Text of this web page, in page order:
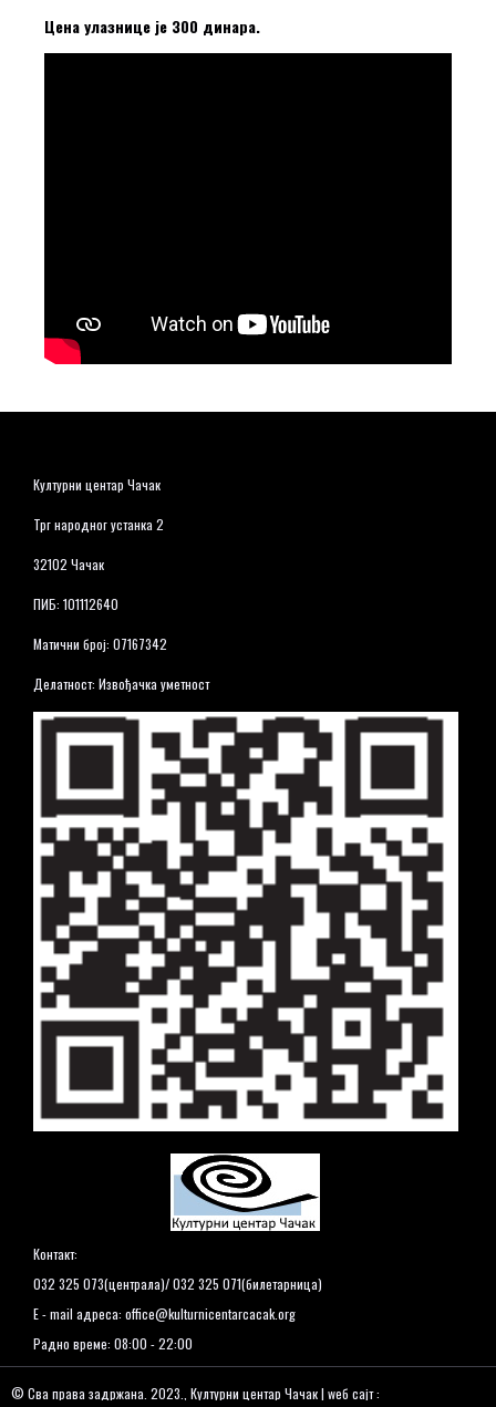
Цена улазнице је 300 динара.
Културни центар Чачак
Трг народног устанка 2
32102 Чачак
ПИБ: 101112640
Матични број: 07167342
Делатност: Извођачка уметност
Контакт:
032 325 073(централа)/ 032 325 071(билетарница)
E - mail адреса: office@kulturnicentarcacak.org
Радно време: 08:00 - 22:00
© Сва права задржана. 2023., Културни центар Чачак | wеб сајт :